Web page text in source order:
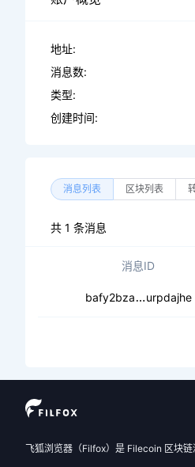
地址:
消息数:
类型:
创建时间:
消息列表 区块列表
共 1 条消息
消息ID
bafy2bza urpdajhe
飞狐浏览器（Filfox）是 Filecoin 区块